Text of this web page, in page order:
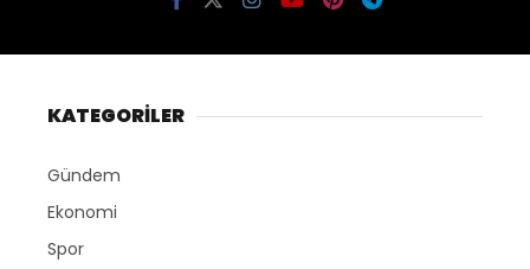
KATEGORİLER
Gündem
Ekonomi
Spor